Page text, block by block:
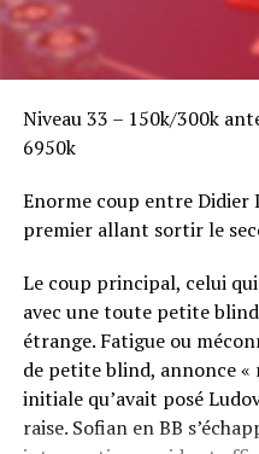
Niveau 33 – 150k/300k
6950k
Enorme coup entre Didier
premier allant sortir le
Le coup principal, celui
avec une toute petite
étrange. Fatigue ou
de petite blind, annonce «
initiale qu’avait posé
raise. Sofian en BB